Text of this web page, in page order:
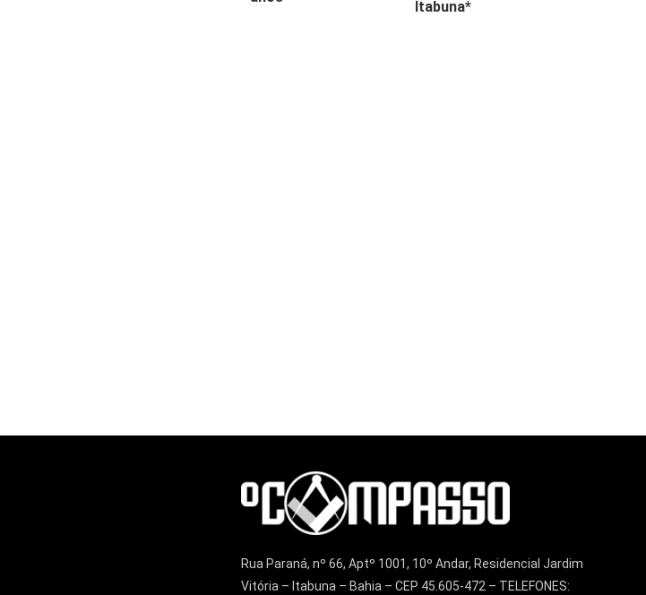
Itabuna*
Rua Paraná, nº 66, Aptº 1001, 10º Andar, Residencial Jardim
Vitória – Itabuna – Bahia – CEP 45.605-472 – TELEFONES: